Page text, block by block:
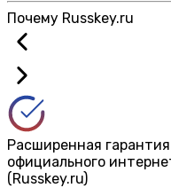
Почему Russkey.ru
Расширенная
официального
(Russkey.ru)